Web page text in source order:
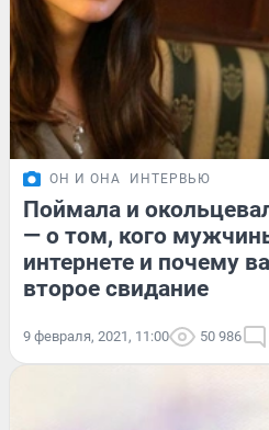
ОН И ОНА ИНТЕРВЬЮ
Поймала и
— о том, кого
интернете и почему
второе свидание
9 февраля, 2021, 11:00 50 986